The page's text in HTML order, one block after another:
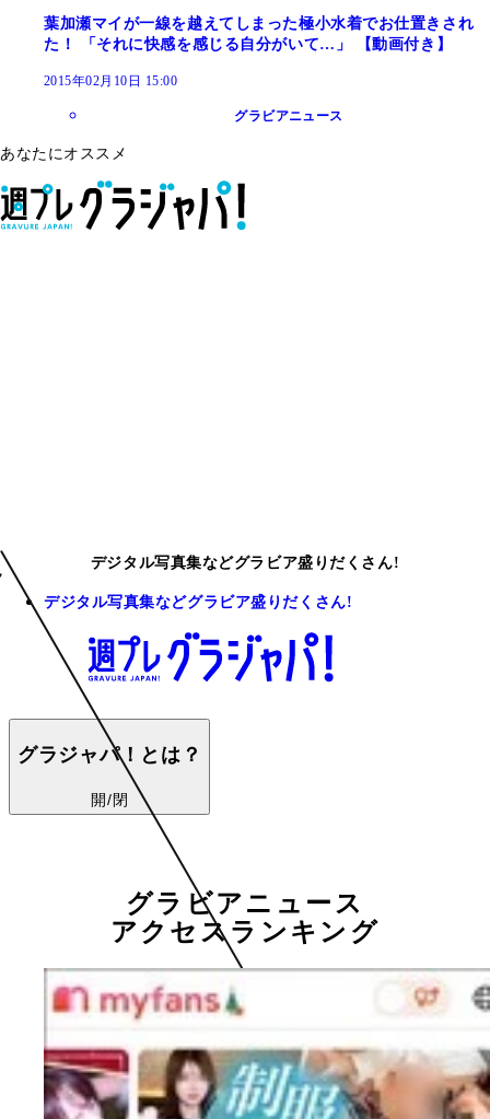
葉加瀬マイが一線を越えてしまった極小水着でお仕置きされ
た！ 「それに快感を感じる自分がいて…」 【動画付き】
2015年02月10日 15:00
グラビアニュース
あなたにオススメ
デジタル写真集などグラビア盛りだくさん!
デジタル写真集などグラビア盛りだくさん!
グラジャパ！とは？
開/閉
グラビアニュース
アクセスランキング